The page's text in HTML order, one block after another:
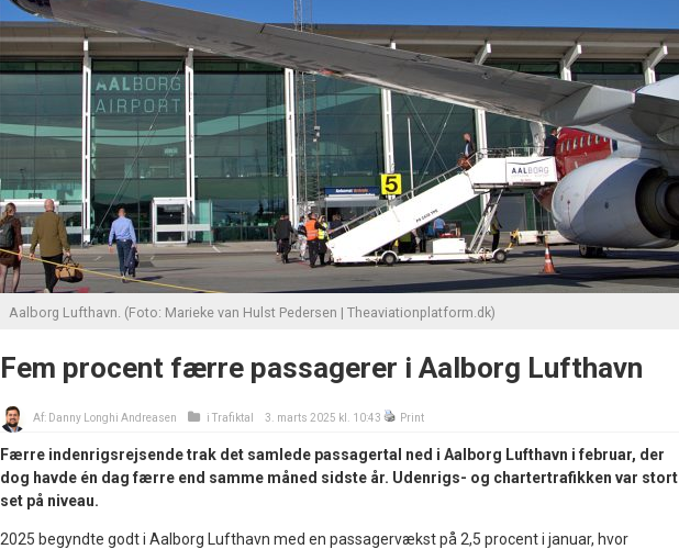
Aalborg Lufthavn. (Foto: Marieke van Hulst Pedersen | Theaviationplatform.dk)
Fem procent færre passagerer i Aalborg Lufthavn
Af: Danny Longhi Andreasen i Trafiktal 3. marts 2025 kl. 10:43 Print
Færre indenrigsrejsende trak det samlede passagertal ned i Aalborg Lufthavn i februar, der
dog havde én dag færre end samme måned sidste år. Udenrigs- og chartertrafikken var stort
set på niveau.
2025 begyndte godt i Aalborg Lufthavn med en passagervækst på 2,5 procent i januar, hvor